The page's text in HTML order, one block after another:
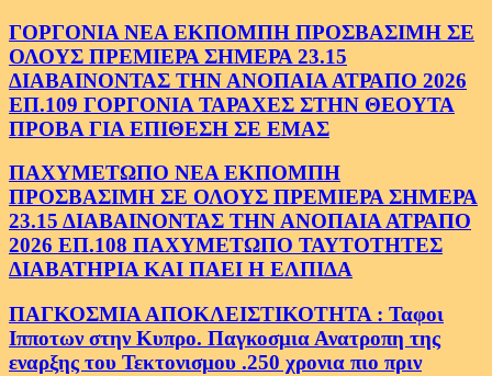
ΓΟΡΓΟΝΙΑ ΝΕΑ ΕΚΠΟΜΠΗ ΠΡΟΣΒΑΣΙΜΗ ΣΕ
ΟΛΟΥΣ ΠΡΕΜΙΕΡΑ ΣΗΜΕΡΑ 23.15
ΔΙΑΒΑΙΝΟΝΤΑΣ ΤΗΝ ΑΝΟΠΑΙΑ ΑΤΡΑΠΟ 2026
ΕΠ.109 ΓΟΡΓΟΝΙΑ ΤΑΡΑΧΕΣ ΣΤΗΝ ΘΕΟΥΤΑ
ΠΡΟΒΑ ΓΙΑ ΕΠΙΘΕΣΗ ΣΕ ΕΜΑΣ
ΠΑΧΥΜΕΤΩΠΟ ΝΕΑ ΕΚΠΟΜΠΗ
ΠΡΟΣΒΑΣΙΜΗ ΣΕ ΟΛΟΥΣ ΠΡΕΜΙΕΡΑ ΣΗΜΕΡΑ
23.15 ΔΙΑΒΑΙΝΟΝΤΑΣ ΤΗΝ ΑΝΟΠΑΙΑ ΑΤΡΑΠΟ
2026 ΕΠ.108 ΠΑΧΥΜΕΤΩΠΟ ΤΑΥΤΟΤΗΤΕΣ
ΔΙΑΒΑΤΗΡΙΑ ΚΑΙ ΠΑΕΙ Η ΕΛΠΙΔΑ
ΠΑΓΚΟΣΜΙΑ ΑΠΟΚΛΕΙΣΤΙΚΟΤΗΤΑ : Ταφοι
Ιπποτων στην Κυπρο. Παγκοσμια Ανατροπη της
εναρξης του Τεκτονισμου .250 χρονια πιο πριν